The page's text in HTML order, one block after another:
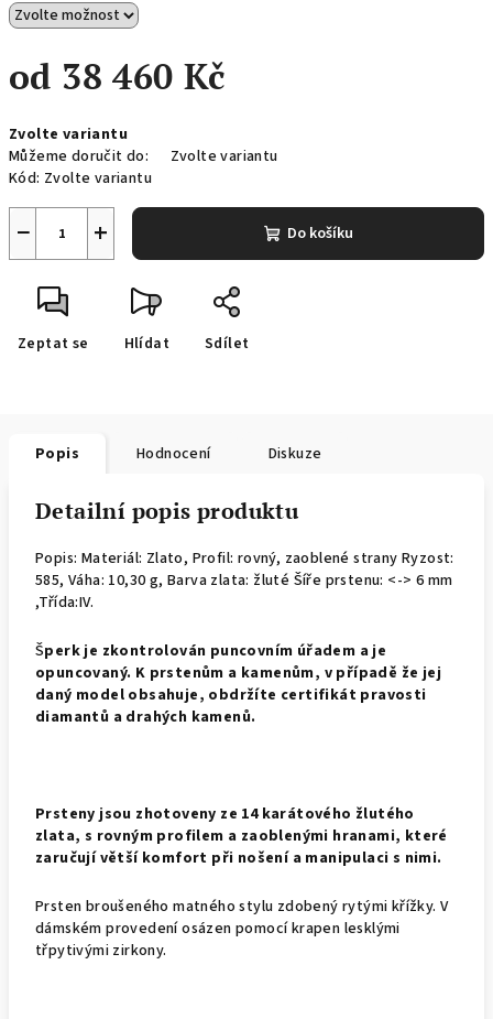
od 38 460 Kč
cena:
Zvolte variantu
Můžeme doručit do:
Zvolte variantu
Kód: Zvolte variantu
+
− Do košíku
Zeptat se Hlídat Sdílet
Popis Hodnocení Diskuze
Detailní popis produktu
Popis: Materiál: Zlato, Profil: rovný, zaoblené strany Ryzost:
585, Váha: 10,30 g, Barva zlata: žluté Šíře prstenu: <-> 6 mm
,Třída:IV.
Šperk je zkontrolován puncovním úřadem a je
opuncovaný. K prstenům a kamenům, v případě že jej
daný model obsahuje, obdržíte certifikát pravosti
diamantů a drahých kamenů.
Prsteny jsou zhotoveny ze 14 karátového žlutého
zlata, s rovným profilem a zaoblenými hranami, které
zaručují větší komfort při nošení a manipulaci s nimi.
Prsten broušeného matného stylu zdobený rytými křížky. V
dámském provedení osázen pomocí krapen lesklými
třpytivými zirkony.